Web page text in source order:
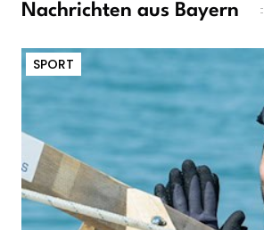
Nachrichten aus Bayern
SPORT